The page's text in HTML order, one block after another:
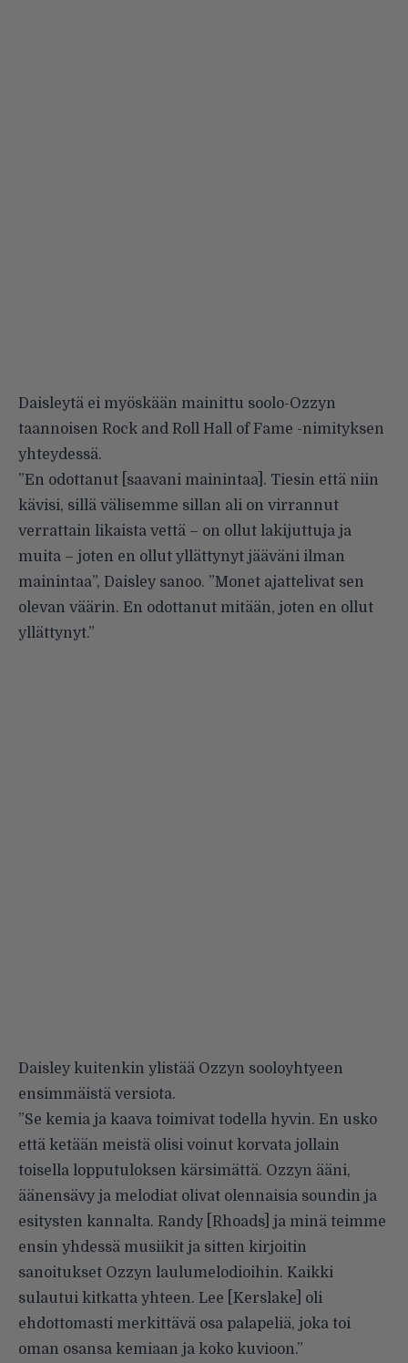
Daisleytä ei myöskään mainittu soolo-Ozzyn
taannoisen Rock and Roll Hall of Fame -nimityksen
yhteydessä.
”En odottanut [saavani mainintaa]. Tiesin että niin
kävisi, sillä välisemme sillan ali on virrannut
verrattain likaista vettä – on ollut lakijuttuja ja
muita – joten en ollut yllättynyt jääväni ilman
mainintaa”, Daisley sanoo. ”Monet ajattelivat sen
olevan väärin. En odottanut mitään, joten en ollut
yllättynyt.”
Daisley kuitenkin ylistää Ozzyn sooloyhtyeen
ensimmäistä versiota.
”Se kemia ja kaava toimivat todella hyvin. En usko
että ketään meistä olisi voinut korvata jollain
toisella lopputuloksen kärsimättä. Ozzyn ääni,
äänensävy ja melodiat olivat olennaisia soundin ja
esitysten kannalta. Randy [Rhoads] ja minä teimme
ensin yhdessä musiikit ja sitten kirjoitin
sanoitukset Ozzyn laulumelodioihin. Kaikki
sulautui kitkatta yhteen. Lee [Kerslake] oli
ehdottomasti merkittävä osa palapeliä, joka toi
oman osansa kemiaan ja koko kuvioon.”